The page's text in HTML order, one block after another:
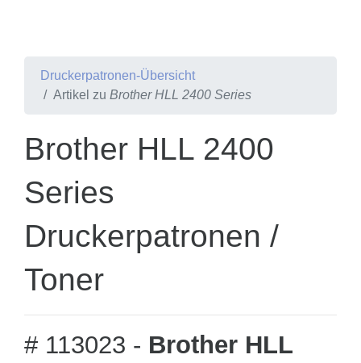
Druckerpatronen-Übersicht
Artikel zu Brother HLL 2400 Series
Brother HLL 2400
Series
Druckerpatronen /
Toner
# 113023 - Brother HLL